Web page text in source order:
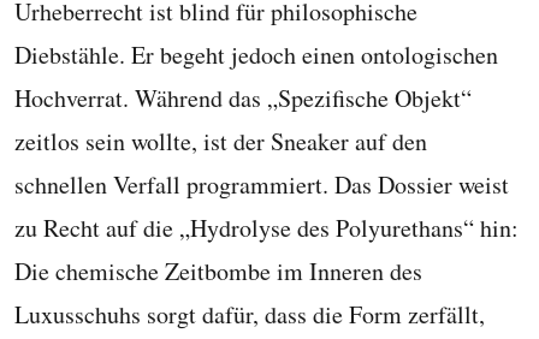
Urheberrecht ist blind für philosophische
Diebstähle. Er begeht jedoch einen ontologischen
Hochverrat. Während das „Spezifische Objekt“
zeitlos sein wollte, ist der Sneaker auf den
schnellen Verfall programmiert. Das Dossier weist
zu Recht auf die „Hydrolyse des Polyurethans“ hin:
Die chemische Zeitbombe im Inneren des
Luxusschuhs sorgt dafür, dass die Form zerfällt,